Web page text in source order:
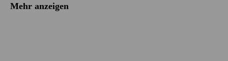
Mehr anzeigen